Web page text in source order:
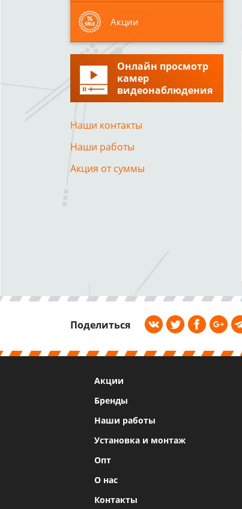
Акции
Онлайн просмотр
камер
видеонаблюдения
Наши контакты
Наши работы
Акция от суммы
Поделиться
Акции
Бренды
Наши работы
Установка и монтаж
Опт
О нас
Контакты